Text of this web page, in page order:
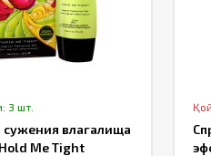
3 шт.
сужения влагалища
Me Tight